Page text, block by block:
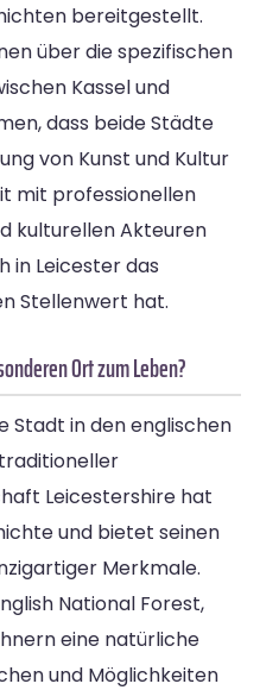
bereitgestellt.
über die spezifischen
Kassel und
dass beide Städte
von Kunst und Kultur
mit professionellen
kulturellen Akteuren
in Leicester das
Stellenwert hat.
Ort zum Leben?
Stadt in den englischen
Leicestershire hat
und bietet seinen
Merkmale.
National Forest,
eine natürliche
und Möglichkeiten